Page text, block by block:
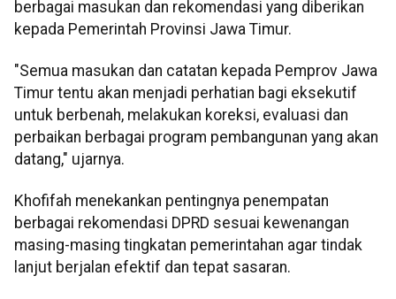
berbagai masukan dan rekomendasi yang diberikan
kepada Pemerintah Provinsi Jawa Timur.
"Semua masukan dan catatan kepada Pemprov Jawa
Timur tentu akan menjadi perhatian bagi eksekutif
untuk berbenah, melakukan koreksi, evaluasi dan
perbaikan berbagai program pembangunan yang akan
datang," ujarnya.
Khofifah menekankan pentingnya penempatan
berbagai rekomendasi DPRD sesuai kewenangan
masing-masing tingkatan pemerintahan agar tindak
lanjut berjalan efektif dan tepat sasaran.